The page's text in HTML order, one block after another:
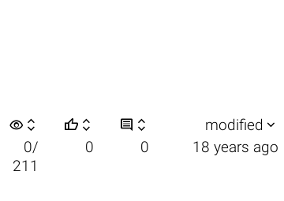
visibility      modified 
0/
211
0 0 18 years ago